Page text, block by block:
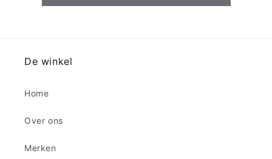
De winkel
Home
Over ons
Merken